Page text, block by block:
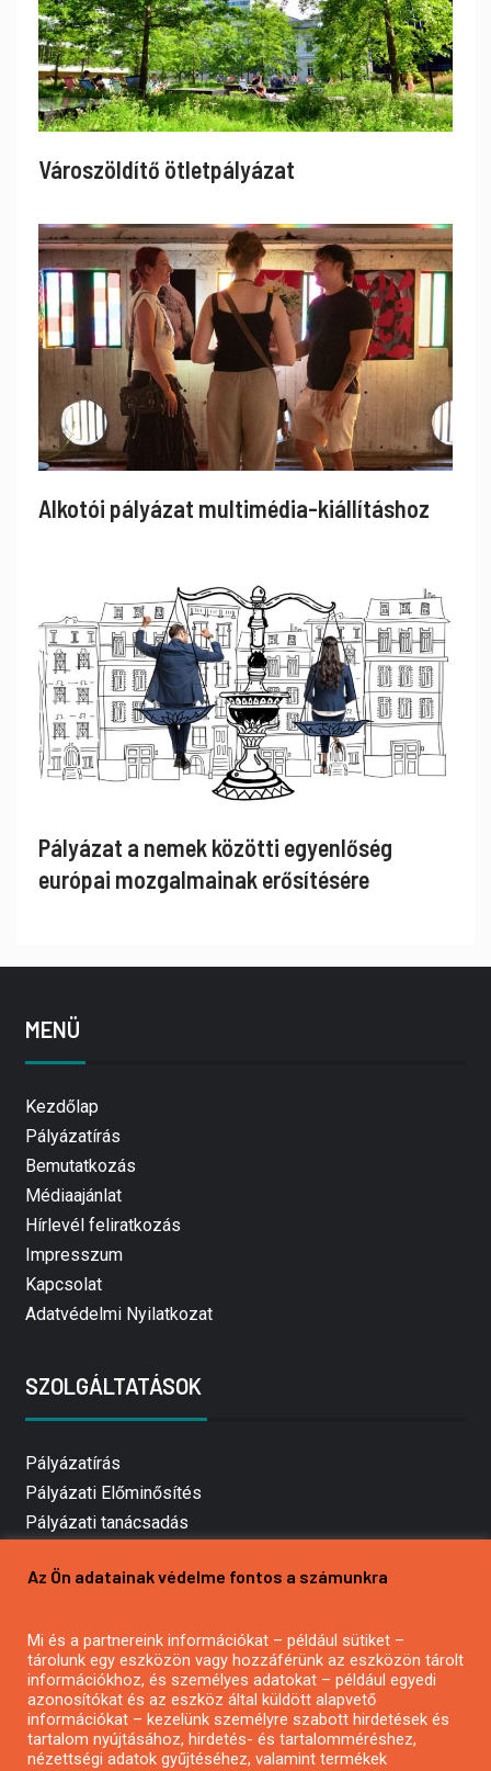
Városzöldítő ötletpályázat
Alkotói pályázat multimédia-kiállításhoz
Pályázat a nemek közötti egyenlőség
európai mozgalmainak erősítésére
MENÜ
Kezdőlap
Pályázatírás
Bemutatkozás
Médiaajánlat
Hírlevél feliratkozás
Impresszum
Kapcsolat
Adatvédelmi Nyilatkozat
SZOLGÁLTATÁSOK
Pályázatírás
Pályázati Előminősítés
Pályázati tanácsadás
Mezőgazdasági pályázatírás
Pályázatírás civil szervezeteknek
Pályázatírás önkormányzatoknak
Pályázatfigyelés
Specifikus pályázatfigyelés vagy hírlevél
Az Ön adatainak védelme fontos a számunkra
Mi és a partnereink információkat – például sütiket –
tárolunk egy eszközön vagy hozzáférünk az eszközön tárolt
információkhoz, és személyes adatokat – például egyedi
azonosítókat és az eszköz által küldött alapvető
információkat – kezelünk személyre szabott hirdetések és
tartalom nyújtásához, hirdetés- és tartalomméréshez,
nézettségi adatok gyűjtéséhez, valamint termékek